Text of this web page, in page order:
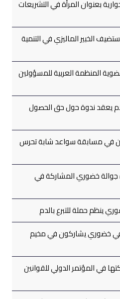
بعنوان المرأة في التشريعات
الخبير الماليزي في التنمية
المنظمة العربية للمسؤولين
يعقد ندوة حول حق الحصول
في مسابقة سواعد شابة تحرس
جوالة خضوري المشاركة في
ينظم حملة للتبرع بالدم
في خضوري يشاركون في مخيم
في المؤتمر الدولي للقوانين